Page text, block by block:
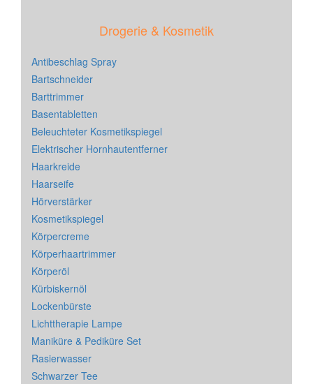
Drogerie & Kosmetik
Antibeschlag Spray
Bartschneider
Barttrimmer
Basentabletten
Beleuchteter Kosmetikspiegel
Elektrischer Hornhautentferner
Haarkreide
Haarseife
Hörverstärker
Kosmetikspiegel
Körpercreme
Körperhaartrimmer
Körperöl
Kürbiskernöl
Lockenbürste
Lichttherapie Lampe
Maniküre & Pediküre Set
Rasierwasser
Schwarzer Tee